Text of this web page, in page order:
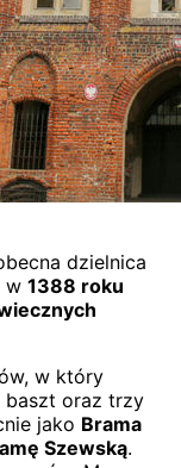
dzielnica
w 1388 roku
w który
baszt oraz trzy
jako Brama
Szewską.